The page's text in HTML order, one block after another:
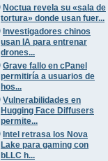
Noctua revela su «sala de
tortura» donde usan fuer...
Investigadores chinos
usan IA para entrenar
drones...
Grave fallo en cPanel
permitiría a usuarios de
hos...
Vulnerabilidades en
Hugging Face Diffusers
permite...
Intel retrasa los Nova
Lake para gaming con
bLLC h...